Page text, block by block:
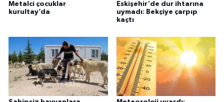
Metalci çocuklar
kurultay’da
Eskişehir'de dur ihtarına
uymadı: Bekçiye çarpıp
kaçtı